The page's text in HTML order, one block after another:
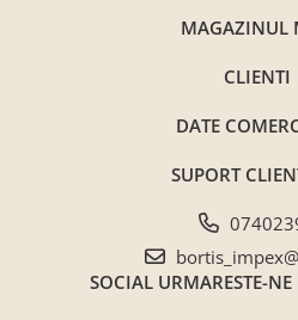
COVOARE PUFOASE(SHAGGY)FIR
Banci gradina si terasa
Scaune de gradina
MAGAZINUL
CLIENTI
DATE
SUPORT
SOCIAL URMARESTE-